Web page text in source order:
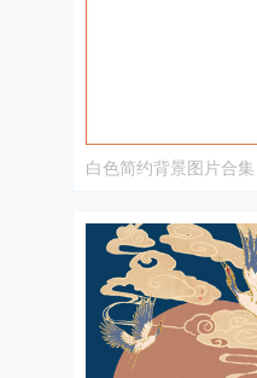
白色简约背景图片合集